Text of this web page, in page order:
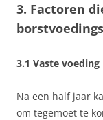
3. Factoren
3.1 Vaste voeding
Na een half jaar
om tegemoet te